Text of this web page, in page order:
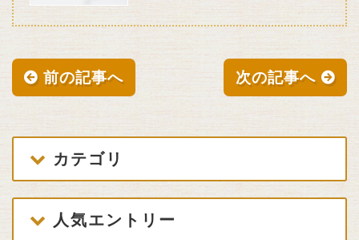
前の記事へ 次の記事へ
カテゴリ
人気エントリー